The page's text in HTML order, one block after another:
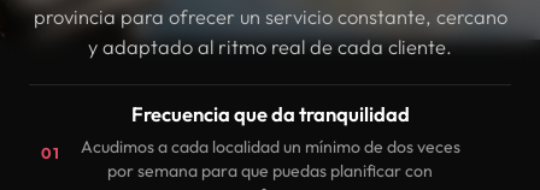
provincia para ofrecer un servicio constante, cercano
y adaptado al ritmo real de cada cliente.
01
Frecuencia que da tranquilidad
Acudimos a cada localidad un mínimo de dos veces
por semana para que puedas planificar con